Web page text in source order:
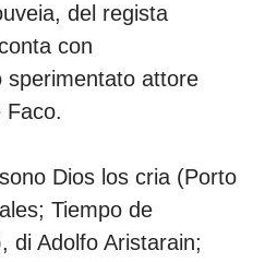
del regista
con
sperimentato attore
Faco.
Dios los cria (Porto
Tiempo de
di Adolfo Aristarain;